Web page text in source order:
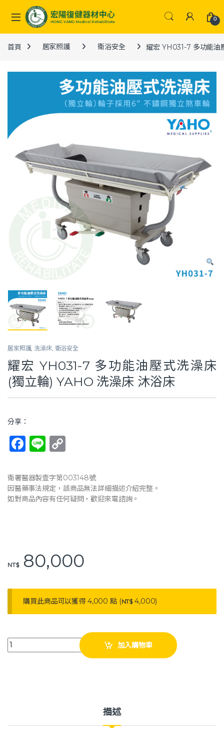
Skip to navigation
Skip to content
0
首頁 居家照護 衛浴安全 耀宏 YH031-7 多功能油
居家照護, 洗澡床, 衛浴安全
耀宏 YH031-7 多功能油壓式洗澡床
(獨立輪) YAHO 洗澡床 沐浴床
分享：
F
c
e
b
k
Li
e p
y
Li
衛署醫器製壹字第003148號
因醫藥事法規定，該商品無法詳細描述介紹完整。
如對商品內容有任何疑問，歡迎來電諮詢。
NT$80,000
購買此商品可以獲得 4,000 點 (NT$4,000)
耀宏 YH031-7 多功能油壓式洗澡床 (獨立輪) YAHO 洗澡床 沐浴床
加入購物車
描述